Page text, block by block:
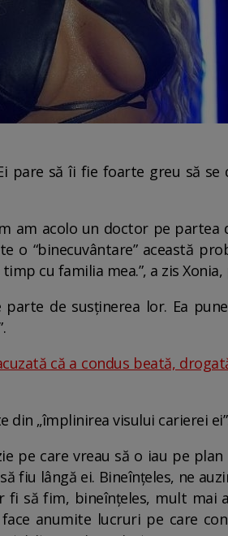
pare să îi fie foarte greu să
am acolo un doctor pe
“binecuvântare” această
cu familia mea.”, a zis
de susținerea lor. Ea
că a condus beată,
din „împlinirea visului carierei
pe care vreau să o iau pe
fiu lângă ei. Bineînțeles, ne
să fim, bineînțeles, mult mai
anumite lucruri pe care